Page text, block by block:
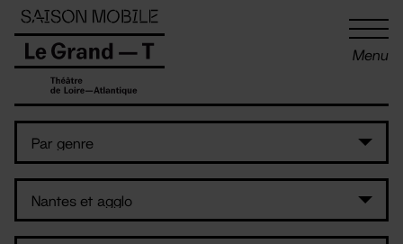
Menu
Panneau de gestion des cookies